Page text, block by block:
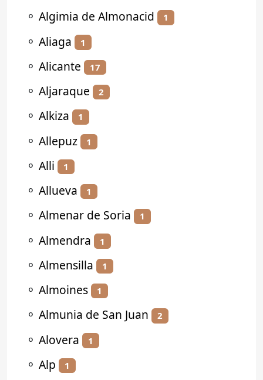
⚬ Algimia de Almonacid 1
⚬ Aliaga 1
⚬ Alicante 17
⚬ Aljaraque 2
⚬ Alkiza 1
⚬ Allepuz 1
⚬ Alli 1
⚬ Allueva 1
⚬ Almenar de Soria 1
⚬ Almendra 1
⚬ Almensilla 1
⚬ Almoines 1
⚬ Almunia de San Juan 2
⚬ Alovera 1
⚬ Alp 1